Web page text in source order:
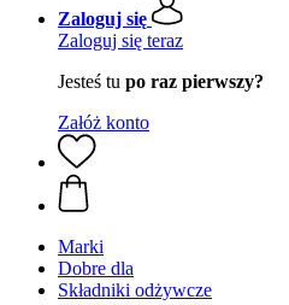
Zaloguj się
Zaloguj się teraz
Jesteś tu po raz pierwszy?
Załóż konto
Marki
Dobre dla
Składniki odżywcze